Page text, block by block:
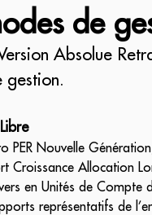
de
Absolue
gestion.
PER Nouvelle
Croissance Allocation
en Unités de
représentatifs de